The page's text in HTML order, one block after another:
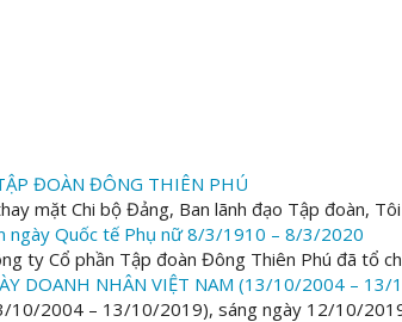
ĐOÀN ĐÔNG THIÊN PHÚ
mặt Chi bộ Đảng, Ban lãnh đạo Tập đoàn,
ngày Quốc tế Phụ nữ 8/3/1910 – 8/3/2020
ty Cổ phần Tập đoàn Đông Thiên Phú đã tổ
DOANH NHÂN VIỆT NAM (13/10/2004 – 13/
10/2004 – 13/10/2019), sáng ngày 12/10/